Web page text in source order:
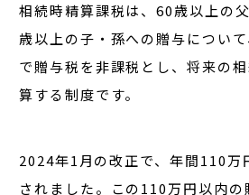
相続時精算課税は、60歳以上の
歳以上の子・孫への贈与につい
で贈与税を非課税とし、将来の
算する制度です。
2024年1月の改正で、年間110万
されました。この110万円以内